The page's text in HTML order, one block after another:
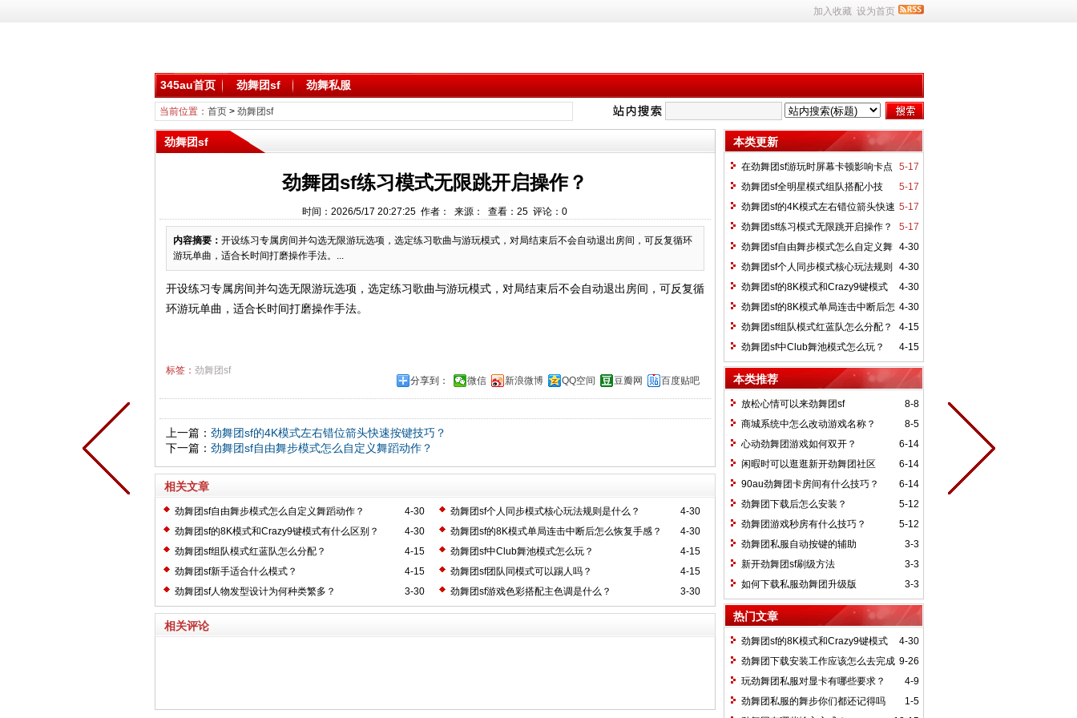
加入收藏 设为首页
345au首页 劲舞团sf 劲舞私服
当前位置： 首页> 劲舞团sf
劲舞团sf
劲舞团sf练习模式无限跳开启操作？
时间：2026/5/17 20:27:25 作者： 来源： 查看： 25 评论： 0
内容摘要： 开设练习专属房间并勾选无限游玩选项，选定练习歌曲与游玩模式，对局结束后不会自动退出房间，可反复循环
游玩单曲，适合长时间打磨操作手法。...
开设练习专属房间并勾选无限游玩选项，选定练习歌曲与游玩模式，对局结束后不会自动退出房间，可反复循
环游玩单曲，适合长时间打磨操作手法。
标签： 劲舞团sf
分享到：
微信 新浪微博 QQ空间 豆瓣网 百度贴吧
上一篇： 劲舞团sf的4K模式左右错位箭头快速按键技巧？
下一篇： 劲舞团sf自由舞步模式怎么自定义舞蹈动作？
相关文章
4-30
劲舞团sf自由舞步模式怎么自定义舞蹈动作？ 4-30
劲舞团sf个人同步模式核心玩法规则是什么？
4-30
劲舞团sf的8K模式和Crazy9键模式有什么区别？ 4-30
劲舞团sf的8K模式单局连击中断后怎么恢复手感？
4-15
劲舞团sf组队模式红蓝队怎么分配？ 4-15
劲舞团sf中Club舞池模式怎么玩？
4-15
劲舞团sf新手适合什么模式？ 4-15
劲舞团sf团队同模式可以踢人吗？
3-30
劲舞团sf人物发型设计为何种类繁多？ 3-30
劲舞团sf游戏色彩搭配主色调是什么？
相关评论
本类更新
5-17
在劲舞团sf游玩时屏幕卡顿影响卡点
如何调整？
5-17
劲舞团sf全明星模式组队搭配小技
巧？
5-17
劲舞团sf的4K模式左右错位箭头快速
按键技巧？
5-17
劲舞团sf练习模式无限跳开启操作？
4-30
劲舞团sf自由舞步模式怎么自定义舞
蹈动作？
4-30
劲舞团sf个人同步模式核心玩法规则
是什么？
4-30
劲舞团sf的8K模式和Crazy9键模式
有什么区别？
4-30
劲舞团sf的8K模式单局连击中断后怎
么恢复手感？
4-15
劲舞团sf组队模式红蓝队怎么分配？
4-15
劲舞团sf中Club舞池模式怎么玩？
本类推荐
8-8
放松心情可以来劲舞团sf
8-5
商城系统中怎么改动游戏名称？
6-14
心动劲舞团游戏如何双开？
6-14
闲暇时可以逛逛新开劲舞团社区
6-14
90au劲舞团卡房间有什么技巧？
5-12
劲舞团下载后怎么安装？
5-12
劲舞团游戏秒房有什么技巧？
3-3
劲舞团私服自动按键的辅助
3-3
新开劲舞团sf刷级方法
3-3
如何下载私服劲舞团升级版
热门文章
4-30
劲舞团sf的8K模式和Crazy9键模式
有什么区别？
9-26
劲舞团下载安装工作应该怎么去完成
4-9
玩劲舞团私服对显卡有哪些要求？
1-5
劲舞团私服的舞步你们都还记得吗